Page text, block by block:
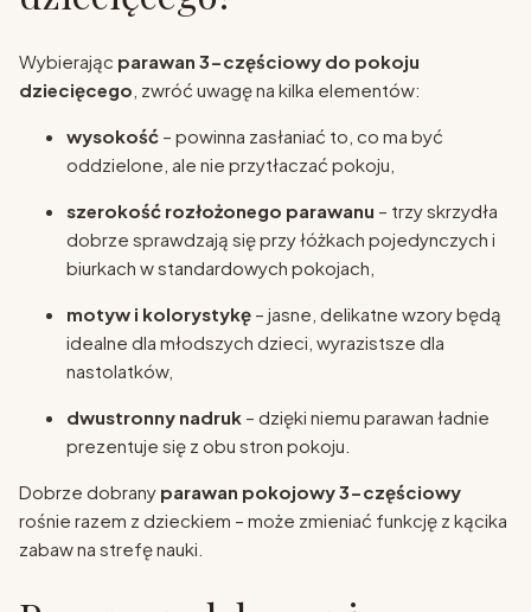
Wybierając parawan 3-częściowy do pokoju
dziecięcego , zwróć uwagę na kilka elementów:
wysokość – powinna zasłaniać to, co ma być
oddzielone, ale nie przytłaczać pokoju,
szerokość rozłożonego parawanu – trzy skrzydła
dobrze sprawdzają się przy łóżkach pojedynczych i
biurkach w standardowych pokojach,
motyw i kolorystykę – jasne, delikatne wzory będą
idealne dla młodszych dzieci, wyrazistsze dla
nastolatków,
dwustronny nadruk – dzięki niemu parawan ładnie
prezentuje się z obu stron pokoju.
Dobrze dobrany parawan pokojowy 3-częściowy
rośnie razem z dzieckiem – może zmieniać funkcję z kącika
zabaw na strefę nauki.